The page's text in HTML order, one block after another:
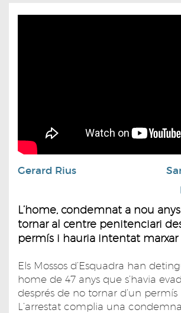
Gerard Rius
L’home, condemnat a nou
tornar al centre penitenciari
permís i hauria intentat marxar
Els Mossos d’Esquadra han
home de 47 anys que s’havia
després de no tornar d’un permís
L’arrestat complia una